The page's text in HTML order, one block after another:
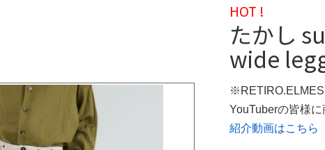
HOT !
たかし
wide
YouTuberの皆様
紹介動画はこちら